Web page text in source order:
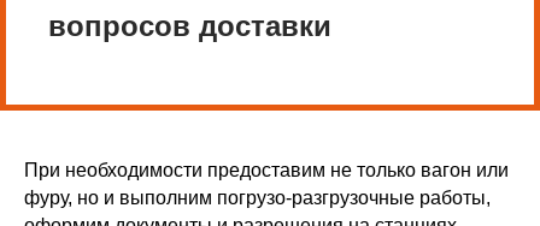
вопросов доставки
При необходимости предоставим не только вагон или
фуру, но и выполним погрузо-разгрузочные работы,